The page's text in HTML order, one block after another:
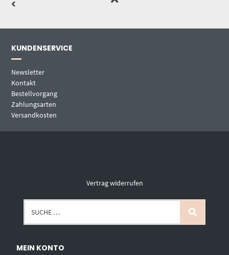
KUNDENSERVICE
Newsletter
Kontakt
Bestellvorgang
Zahlungsarten
Versandkosten
Vertrag widerrufen
MEIN KONTO